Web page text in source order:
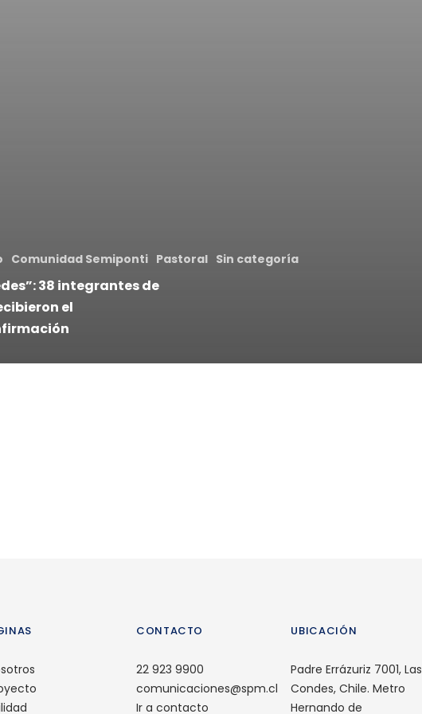
Comunidad Semiponti Pastoral Sin categoría
38 integrantes de
el
CONTACTO
22 923 9900
comunicaciones@spm.cl
Ir a contacto
UBICACIÓN
Padre Errázuriz 7001, Las
Condes, Chile. Metro
Hernando de